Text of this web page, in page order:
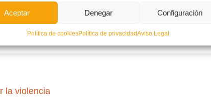
Aceptar Denegar Configuración
Política de cookiesPolítica de privacidadAviso Legal
LEER MÁS
la violencia